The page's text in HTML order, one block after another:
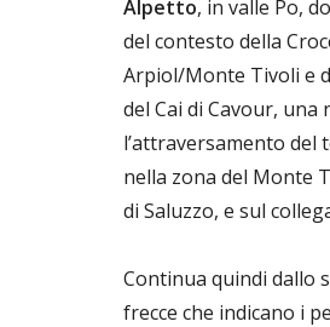
Alpetto, in valle Po,
del contesto della
Arpiol/Monte Tivoli e
del Cai di Cavour, una
l’attraversamento del
nella zona del Monte
di Saluzzo, e sul
Continua quindi dallo
frecce che indicano i